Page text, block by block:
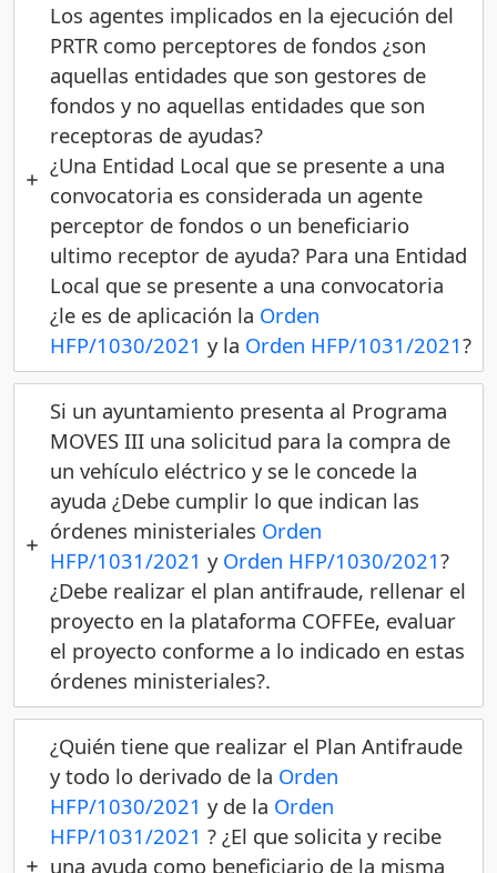
Los agentes implicados en la ejecución del
PRTR como perceptores de fondos ¿son
aquellas entidades que son gestores de
fondos y no aquellas entidades que son
receptoras de ayudas?
¿Una Entidad Local que se presente a una
convocatoria es considerada un agente
perceptor de fondos o un beneficiario
ultimo receptor de ayuda? Para una Entidad
Local que se presente a una convocatoria
¿le es de aplicación la Orden
HFP/1030/2021 y la Orden HFP/1031/2021?
Si un ayuntamiento presenta al Programa
MOVES III una solicitud para la compra de
un vehículo eléctrico y se le concede la
ayuda ¿Debe cumplir lo que indican las
órdenes ministeriales Orden
HFP/1031/2021 y Orden HFP/1030/2021?
¿Debe realizar el plan antifraude, rellenar el
proyecto en la plataforma COFFEe, evaluar
el proyecto conforme a lo indicado en estas
órdenes ministeriales?.
¿Quién tiene que realizar el Plan Antifraude
y todo lo derivado de la Orden
HFP/1030/2021 y de la Orden
HFP/1031/2021 ? ¿El que solicita y recibe
una ayuda como beneficiario de la misma